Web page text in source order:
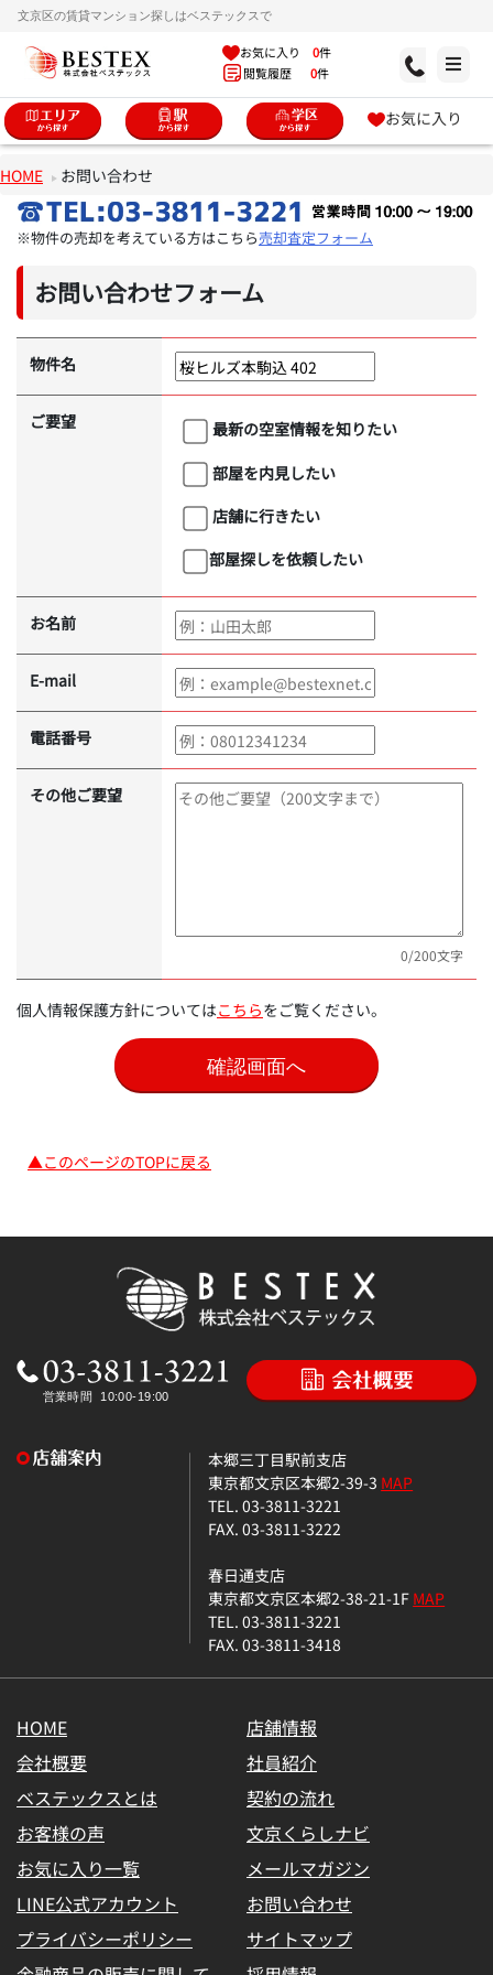
文京区の賃貸マンション探しはベステックスで
お気に入り 0件
閲覧履歴 0件
お気に入り
HOME お問い合わせ
※物件の売却を考えている方はこちら売却査定フォーム
お問い合わせフォーム
物件名
ご要望
最新の空室情報を知りたい
部屋を内見したい
店舗に行きたい
部屋探しを依頼したい
お名前
E-mail
電話番号
その他ご要望
0/200文字
個人情報保護方針についてはこちらをご覧ください。
▲このページのTOPに戻る
本郷三丁目駅前支店
東京都文京区本郷2-39-3 MAP
TEL. 03-3811-3221
FAX. 03-3811-3222
春日通支店
東京都文京区本郷2-38-21-1FMAP
TEL. 03-3811-3221
FAX. 03-3811-3418
HOME
店舗情報
会社概要
社員紹介
ベステックスとは
契約の流れ
お客様の声
文京くらしナビ
お気に入り一覧
メールマガジン
LINE公式アカウント
お問い合わせ
プライバシーポリシー
サイトマップ